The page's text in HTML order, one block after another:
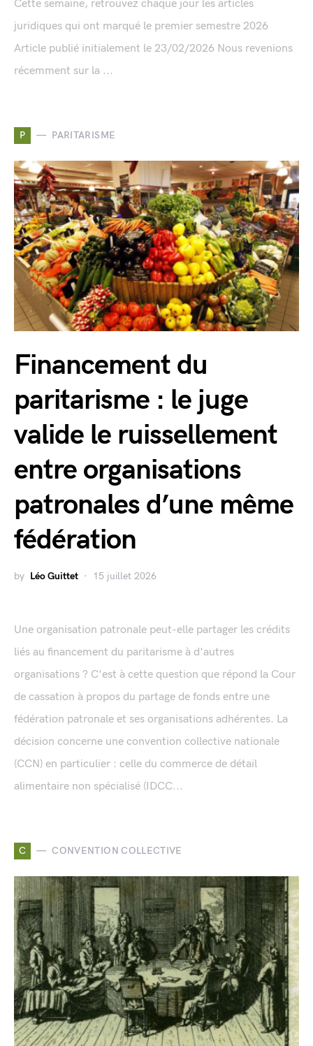
Cette semaine, retrouvez chaque jour les articles
juridiques qui ont marqué le premier semestre 2026
Article publié initialement le 23/02/2026 Nous revenions
récemment sur la ...
P PARITARISME
Financement du
paritarisme : le juge
valide le ruissellement
entre organisations
patronales d’une même
fédération
by Léo Guittet 15 juillet 2026
Une organisation patronale peut-elle partager les crédits
liés au financement du paritarisme à d'autres
organisations ? C'est à cette question que répond la Cour
de cassation à propos du partage de fonds entre une
fédération patronale et ses organisations adhérentes. La
décision concerne une convention collective nationale
(CCN) en particulier : celle du commerce de détail
alimentaire non spécialisé (IDCC...
C CONVENTION COLLECTIVE